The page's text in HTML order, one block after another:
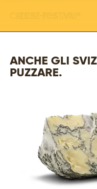
ANCHE GLI
PUZZARE.